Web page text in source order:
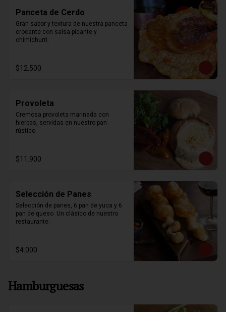
Panceta de Cerdo
Gran sabor y textura de nuestra panceta
crocante con salsa picante y
chimichurri.
$12.500
Provoleta
Cremosa provoleta marinada con
hierbas, servidas en nuestro pan
rústico.
$11.900
Selección de Panes
Selección de panes, 6 pan de yuca y 6
pan de queso. Un clásico de nuestro
restaurante.
$4.000
Hamburguesas